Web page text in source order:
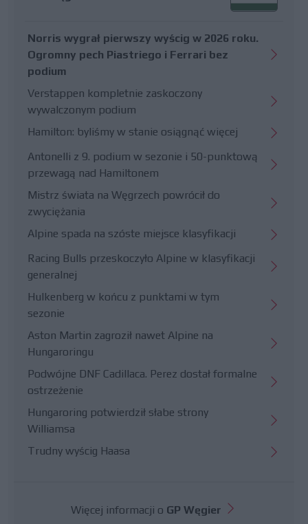
Norris wygrał pierwszy wyścig w 2026 roku.
Ogromny pech Piastriego i Ferrari bez
podium
Verstappen kompletnie zaskoczony
wywalczonym podium
Hamilton: byliśmy w stanie osiągnąć więcej
Antonelli z 9. podium w sezonie i 50-punktową
przewagą nad Hamiltonem
Mistrz świata na Węgrzech powrócił do
zwyciężania
Alpine spada na szóste miejsce klasyfikacji
Racing Bulls przeskoczyło Alpine w klasyfikacji
generalnej
Hulkenberg w końcu z punktami w tym
sezonie
Aston Martin zagroził nawet Alpine na
Hungaroringu
Podwójne DNF Cadillaca. Perez dostał formalne
ostrzeżenie
Hungaroring potwierdził słabe strony
Williamsa
Trudny wyścig Haasa
Więcej informacji o GP Węgier